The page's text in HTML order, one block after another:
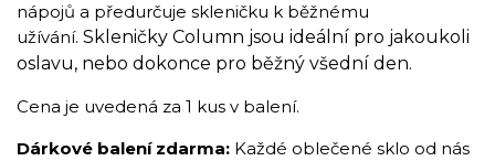
nápojů a předurčuje skleničku k běžnému
užívání. Skleničky Column jsou ideální pro jakoukoli
oslavu, nebo dokonce pro běžný všední den.
Cena je uvedená za 1 kus v balení.
Dárkové balení zdarma: Každé oblečené sklo od nás